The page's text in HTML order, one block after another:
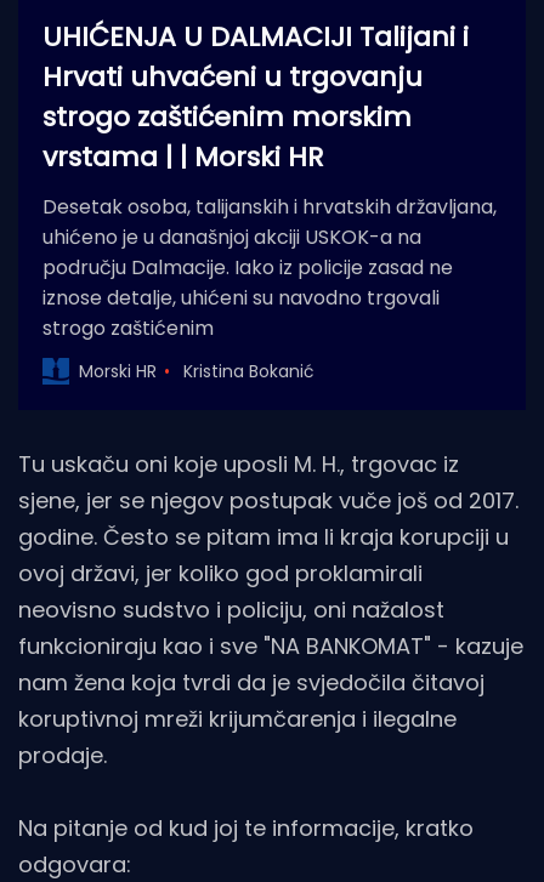
UHIĆENJA U DALMACIJI Talijani i
Hrvati uhvaćeni u trgovanju
strogo zaštićenim morskim
vrstama | | Morski HR
Desetak osoba, talijanskih i hrvatskih državljana,
uhićeno je u današnjoj akciji USKOK-a na
području Dalmacije. Iako iz policije zasad ne
iznose detalje, uhićeni su navodno trgovali
strogo zaštićenim
Morski HR Kristina Bokanić
Tu uskaču oni koje uposli M. H., trgovac iz
sjene, jer se njegov postupak vuče još od 2017.
godine. Često se pitam ima li kraja korupciji u
ovoj državi, jer koliko god proklamirali
neovisno sudstvo i policiju, oni nažalost
funkcioniraju kao i sve "NA BANKOMAT" - kazuje
nam žena koja tvrdi da je svjedočila čitavoj
koruptivnoj mreži krijumčarenja i ilegalne
prodaje.
Na pitanje od kud joj te informacije, kratko
odgovara: